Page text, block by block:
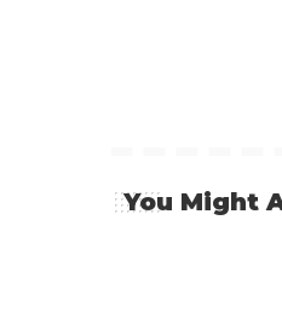
You Might